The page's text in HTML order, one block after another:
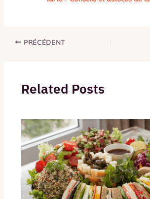
PRÉCÉDENT
Related Posts